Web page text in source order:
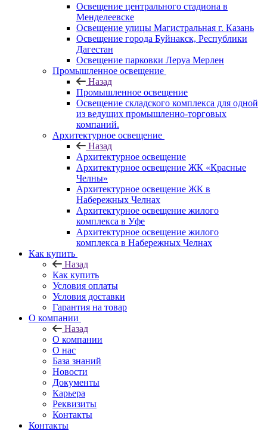
Освещение центрального стадиона в
Менделеевске
Освещение улицы Магистральная г. Казань
Освещение города Буйнакск, Республики
Дагестан
Освещение парковки Леруа Мерлен
Промышленное освещение
Назад
Промышленное освещение
Освещение складского комплекса для одной
из ведущих промышленно-торговых
компаний.
Архитектурное освещение
Назад
Архитектурное освещение
Архитектурное освещение ЖК «Красные
Челны»
Архитектурное освещение ЖК в
Набережных Челнах
Архитектурное освещение жилого
комплекса в Уфе
Архитектурное освещение жилого
комплекса в Набережных Челнах
Как купить
Назад
Как купить
Условия оплаты
Условия доставки
Гарантия на товар
О компании
Назад
О компании
О нас
База знаний
Новости
Документы
Карьера
Реквизиты
Контакты
Контакты